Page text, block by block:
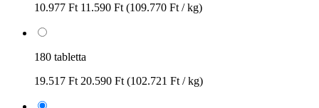
10.977 Ft 11.590 Ft (109.770 Ft / kg)
180 tabletta
19.517 Ft 20.590 Ft (102.721 Ft / kg)